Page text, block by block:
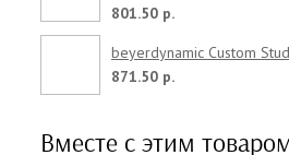
801.50 р.
beyerdynamic Custom
871.50 р.
Вместе с этим